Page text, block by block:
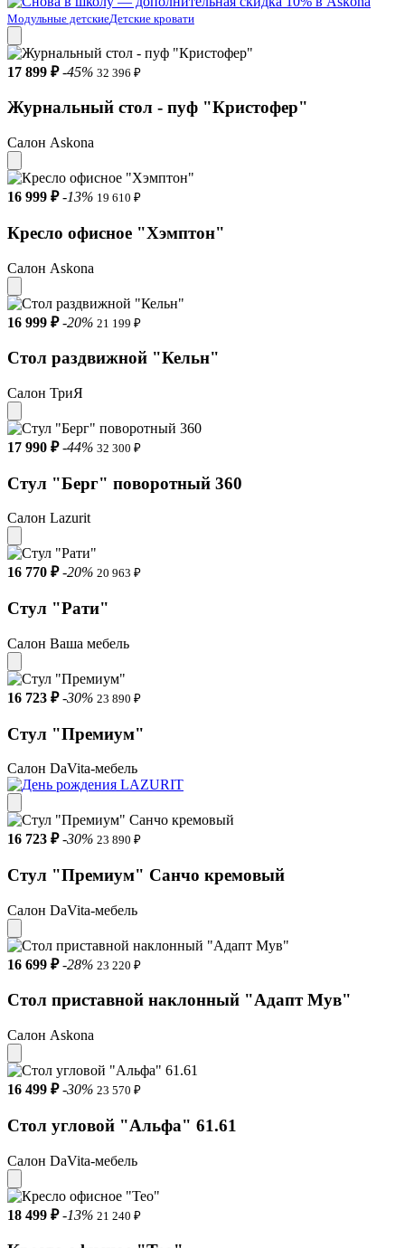
Модульные детскиеДетские кровати
17 899 ₽ -45% 32 396 ₽
Журнальный стол - пуф "Кристофер"
Салон Askona
16 999 ₽ -13% 19 610 ₽
Кресло офисное "Хэмптон"
Салон Askona
16 999 ₽ -20% 21 199 ₽
Стол раздвижной "Кельн"
Салон ТриЯ
17 990 ₽ -44% 32 300 ₽
Стул "Берг" поворотный 360
Салон Lazurit
16 770 ₽ -20% 20 963 ₽
Стул "Рати"
Салон Ваша мебель
16 723 ₽ -30% 23 890 ₽
Стул "Премиум"
Салон DaVita-мебель
16 723 ₽ -30% 23 890 ₽
Стул "Премиум" Санчо кремовый
Салон DaVita-мебель
16 699 ₽ -28% 23 220 ₽
Стол приставной наклонный "Адапт Мув"
Салон Askona
16 499 ₽ -30% 23 570 ₽
Стол угловой "Альфа" 61.61
Салон DaVita-мебель
18 499 ₽ -13% 21 240 ₽